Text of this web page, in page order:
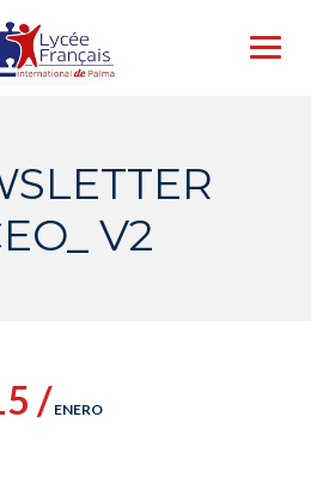
V2
/ ENERO